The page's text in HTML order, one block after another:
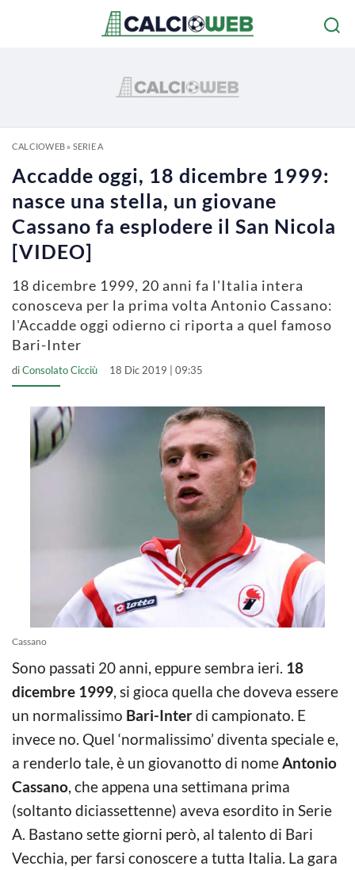
CALCIOWEB» SERIE A
Accadde oggi, 18 dicembre 1999:
nasce una stella, un giovane
Cassano fa esplodere il San Nicola
[VIDEO]
18 dicembre 1999, 20 anni fa l'Italia intera
conosceva per la prima volta Antonio Cassano:
l'Accadde oggi odierno ci riporta a quel famoso
Bari-Inter
diConsolato Cicciù 18 Dic 2019 | 09:35
Cassano
Sono passati 20 anni, eppure sembra ieri. 18
dicembre 1999, si gioca quella che doveva essere
un normalissimo Bari-Interdi campionato. E
invece no. Quel ‘normalissimo’ diventa speciale e,
a renderlo tale, è un giovanotto di nomeAntonio
Cassano, che appena una settimana prima
(soltanto diciassettenne) aveva esordito in Serie
A. Bastano sette giorni però, al talento di Bari
Vecchia, per farsi conoscere a tutta Italia. La gara